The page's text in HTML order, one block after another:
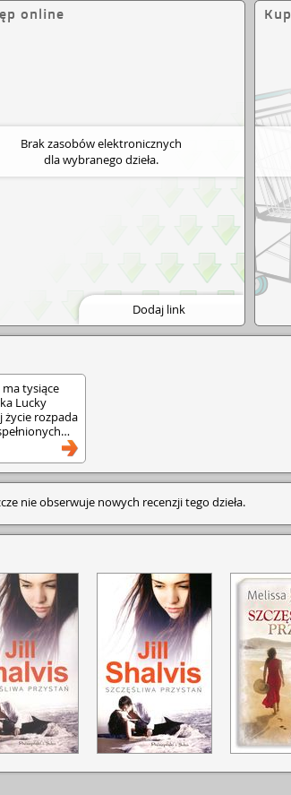
online
Brak zasobów elektronicznych
dla wybranego dzieła.
Dodaj link
Kup
tysiące
Lucky
życie rozpada
więc
i
sprawy
Lecz pewien
w
mąż
to tłum, nad
chce. Jeśli
pragnie
nie obserwuje nowych recenzji tego dzieła.